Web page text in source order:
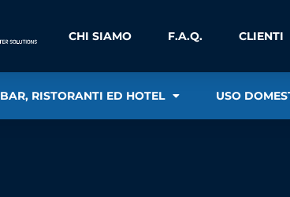
CHI SIAMO F.A.Q. CLIENTI
BAR, RISTORANTI ED HOTEL USO